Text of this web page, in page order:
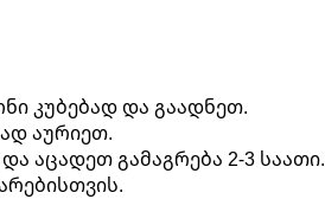
კუბებად და გაადნეთ.
აურიეთ.
აცადეთ გამაგრება 2-3 საათი.